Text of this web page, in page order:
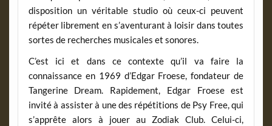
disposition un véritable studio où ceux-ci peuvent
répéter librement en s’aventurant à loisir dans toutes
sortes de recherches musicales et sonores.
C’est ici et dans ce contexte qu’il va faire la
connaissance en 1969 d’Edgar Froese, fondateur de
Tangerine Dream. Rapidement, Edgar Froese est
invité à assister à une des répétitions de Psy Free, qui
s’apprête alors à jouer au Zodiak Club. Celui-ci,